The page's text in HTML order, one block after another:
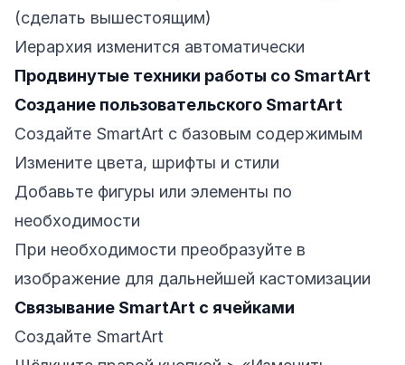
(сделать вышестоящим)
Иерархия изменится автоматически
Продвинутые техники работы со SmartArt
Создание пользовательского SmartArt
Создайте SmartArt с базовым содержимым
Измените цвета, шрифты и стили
Добавьте фигуры или элементы по
необходимости
При необходимости преобразуйте в
изображение для дальнейшей кастомизации
Связывание SmartArt с ячейками
Создайте SmartArt